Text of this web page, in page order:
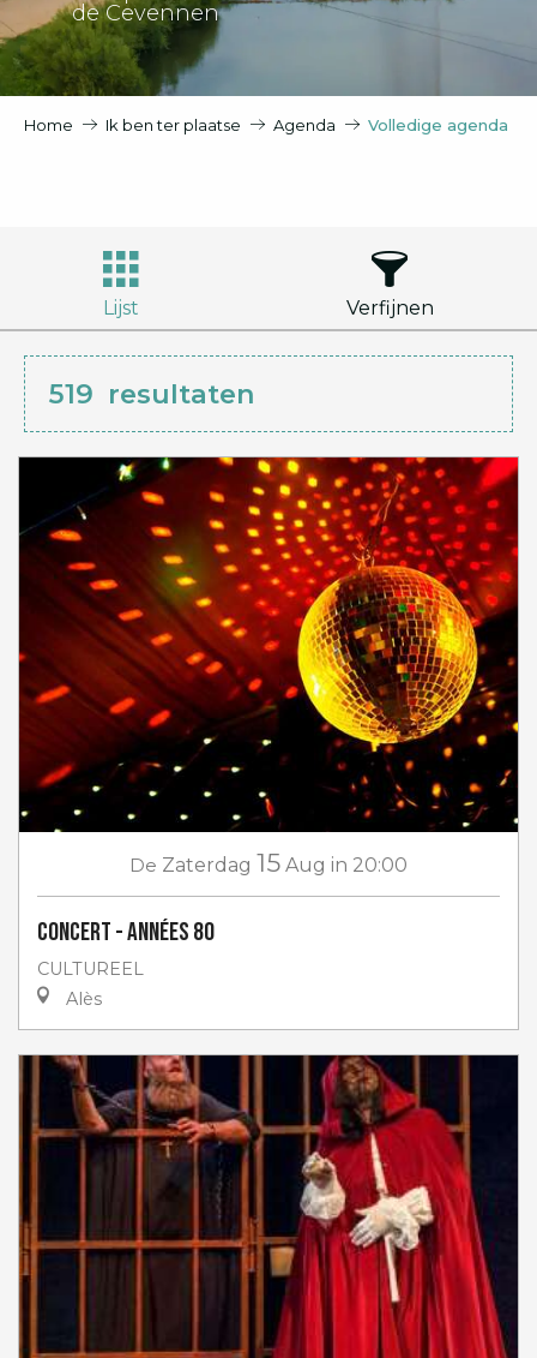
de Cevennen
Home Ik ben ter plaatse Agenda Volledige agenda
Lijst Verfijnen
519 resultaten
De Zaterdag 15 Aug in 20:00
Concert - Années 80
CULTUREEL
Alès